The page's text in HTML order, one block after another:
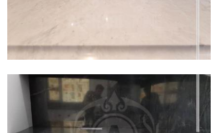
سنگ اپن کاشان | 09121030828